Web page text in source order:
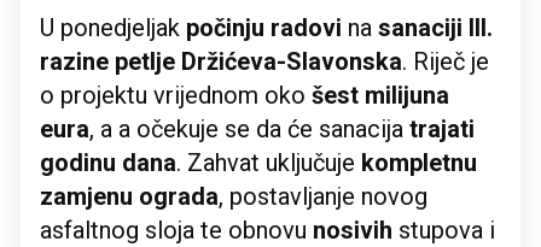
U ponedjeljak počinju radovi na sanaciji III.
razine petlje Držićeva-Slavonska. Riječ je
o projektu vrijednom oko šest milijuna
eura, a a očekuje se da će sanacija trajati
godinu dana. Zahvat uključuje kompletnu
zamjenu ograda, postavljanje novog
asfaltnog sloja te obnovu nosivih stupova i